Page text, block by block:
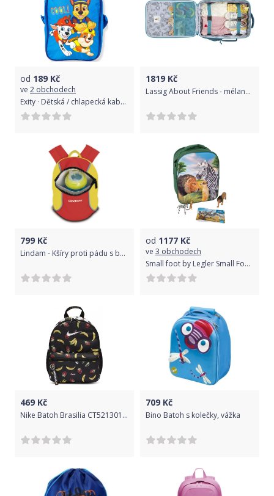
od 189 Kč
ve 2 obchodech
Exity · Dětská / chlapecká kabelka přes rameno / crossbag Tlapková patrola - Paw Patrol - motiv COOL!
1819 Kč
Lassig About Friends - mélange pink uni
799 Kč
Lindam - Kšíry proti pádu s batůžkem
od 1177 Kč
ve 3 obchodech
Small foot by Legler Small Foot Animal Planet 3D batoh Savana
469 Kč
Nike Batoh Brasilia CT5213010 velikost MISC
709 Kč
Bino Batoh s kolečky, vážka